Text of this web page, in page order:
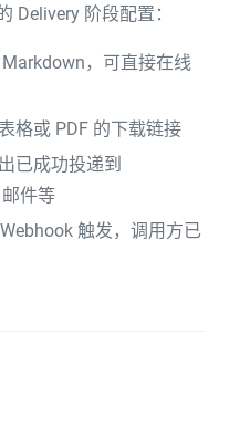
Delivery 阶段配置：
，可直接在线
格或 PDF 的下载链接
已成功投递到
件等
触发，调用方已